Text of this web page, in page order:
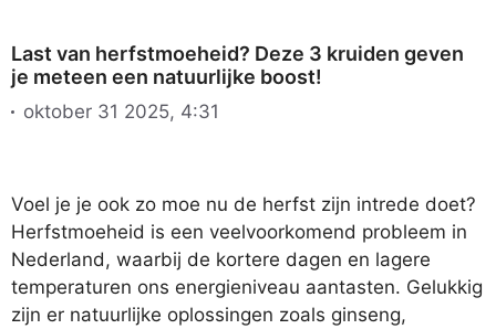
Last van herfstmoeheid? Deze 3 kruiden geven
je meteen een natuurlijke boost!
oktober 31 2025, 4:31
Voel je je ook zo moe nu de herfst zijn intrede doet?
Herfstmoeheid is een veelvoorkomend probleem in
Nederland, waarbij de kortere dagen en lagere
temperaturen ons energieniveau aantasten. Gelukkig
zijn er natuurlijke oplossingen zoals ginseng,